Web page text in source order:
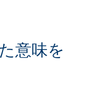
意味を